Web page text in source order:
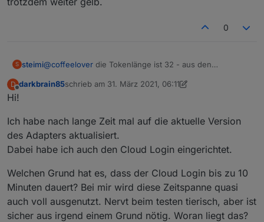
0
S steimi@coffeelover die Tokenlänge ist 32 - aus den
unten ein kommt die Meldung nicht mehr, der Adapter
Login im Debug-Log, Adapter bleibt trotzdem weiter
gelb.
D
Offline
darkbrain85schrieb am 31. März 2021, 06:11
zuletzt editiert von darkbrain85
Hi!
Ich habe nach lange Zeit mal auf die aktuelle Version
des Adapters aktualisiert.
Dabei habe ich auch den Cloud Login eingerichtet.
Welchen Grund hat es, dass der Cloud Login bis zu 10
Minuten dauert? Bei mir wird diese Zeitspanne quasi
auch voll ausgenutzt. Nervt beim testen tierisch, aber ist
sicher aus irgend einem Grund nötig. Woran liegt das?